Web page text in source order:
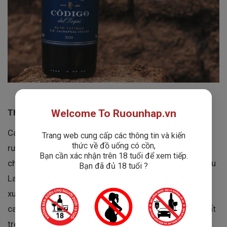
Thương Hiệu Rượu Vang Casas del Toqui
Casas del Toqui không chỉ là một cái tên trong ngành
rượu vang, mà còn là một biểu tượng của sự tinh tế và
chất lượng. Được thành lập từ sự hợp tác giữa Château
Larose Trintaudon từ Bordeaux, Pháp và các nhà sản
xuất rượu vang truyền thống từ Chile, Casas del Toqui
cam kết mang đến những sản phẩm rượu vang tốt nhất
trên thị trường quốc tế.
Welcome To Ruounhap.vn
Trang web cung cấp các thông tin và kiến
thức về đồ uống có cồn,
Bạn cần xác nhận trên 18 tuổi để xem tiếp.
Bạn đã đủ 18 tuổi ?